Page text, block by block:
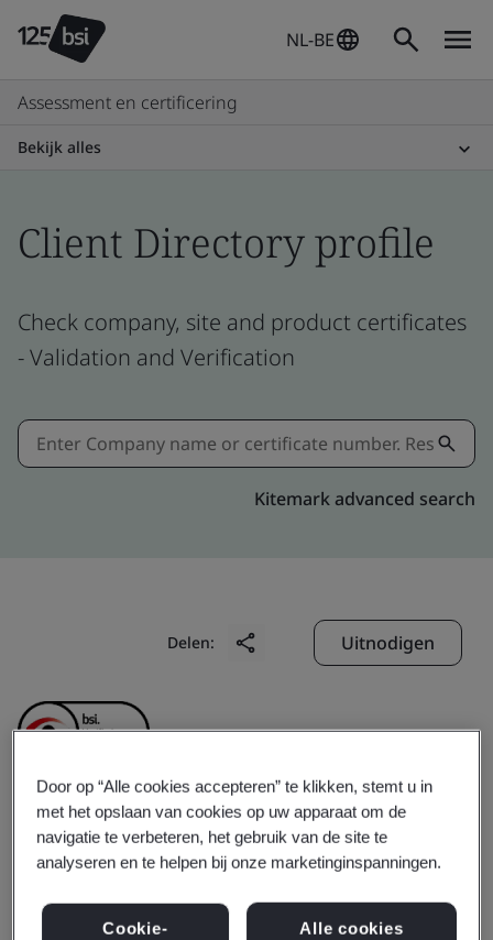
NL-BE
Assessment en certificering
Bekijk alles
Client Directory profile
Check company, site and product certificates
- Validation and Verification
Kitemark advanced search
Delen: Uitnodigen
Manifest Marketing
Limited
Door op “Alle cookies accepteren” te klikken, stemt u in
met het opslaan van cookies op uw apparaat om de
navigatie te verbeteren, het gebruik van de site te
analyseren en te helpen bij onze marketinginspanningen.
Cookie-
Alle cookies